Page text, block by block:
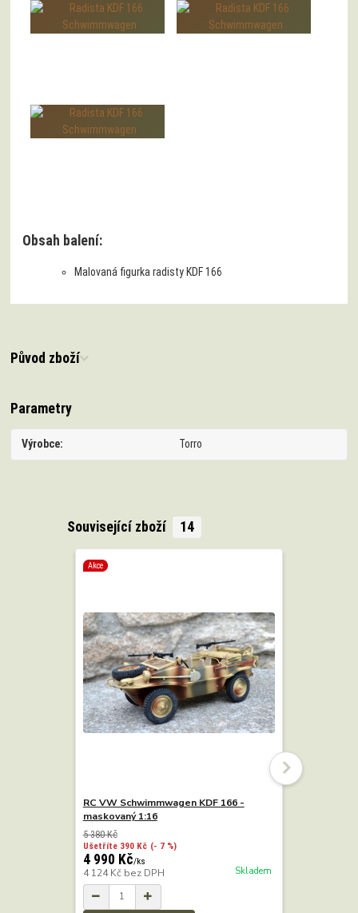
Obsah balení:
Malovaná figurka radisty KDF 166
Původ zboží
Parametry
Výrobce Torro
Související zboží 14
Akce
RC VW Schwimmwagen KDF 166 -
maskovaný 1:16
5 380 Kč
Ušetříte 390 Kč (- 7 %)
4 990 Kč/ks
4 124 Kč bez DPH Skladem